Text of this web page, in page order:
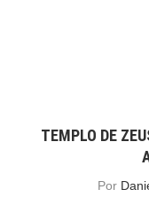
TEMPLO DE
Por